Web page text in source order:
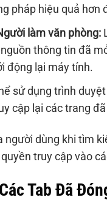
pháp hiệu quả
làm văn phòng:
thông tin đã
động lại máy tính.
sử dụng trình
cập lại các trang
người dùng khi tìm
truy cập vào
Tab Đã